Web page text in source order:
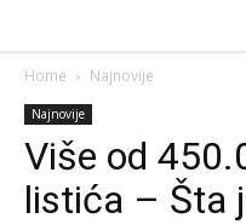
Home Najnovije
Najnovije
Više od
listića – Šta